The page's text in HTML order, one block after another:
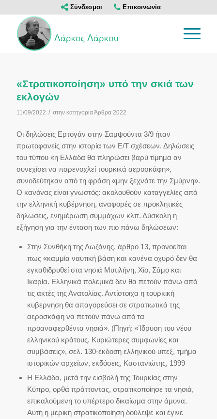
Σύνδεσμοι Επικοινωνία
«Στρατικοποίηση» υπό την σκιά των
εκλογών
11/09/2022 / στην κατηγορίαΆρθρα 2022
Οι δηλώσεις Ερτογάν στην Σαμψούντα 3/9 ήταν
πρωτοφανείς στην ιστορία των Ε/Τ σχέσεων. Δηλώσεις
του τύπου «η Ελλάδα θα πληρώσει βαρύ τίμημα αν
συνεχίσει να παρενοχλεί τουρκικά αεροσκάφη»,
συνοδεύτηκαν από τη φράση «μην ξεχνάτε την Σμύρνη».
Ο κανόνας είναι γνωστός: ακολουθούν καταγγελίες από
την ελληνική κυβέρνηση, αναφορές σε προκλητικές
δηλωσεις, ενημέρωση συμμάχων κλπ. Δύσκολη η
εξήγηση για την ένταση των πιο πάνω δηλώσεων:
Στην Συνθήκη της Λωζάνης, άρθρο 13, προνοείται
πως «καμμία ναυτική βάση και κανένα οχυρό δεν θα
εγκαθιδρυθεί στα νησιά Μυτιλήνη, Χίο, Σάμο και
Ικαρία. Ελληνικά πολεμικά δεν θα πετούν πάνω από
τις ακτές της Ανατολίας. Αντίστοιχα η τουρκική
κυβερνηση θα απαγορεύσει σε στρατιωτικά της
αεροσκάφη να πετούν πάνω από τα
προαναφερθέντα νησιά». (Πηγή: «Ίδρυση του νέου
ελληνικού κράτους. Κυριώτερες συμφωνίες και
συμβάσεις», σελ. 130-έκδοση ελληνικού υπεξ, τμήμα
ιστορικών αρχείων, εκδόσεις, Καστανιώτης, 1999
Η Ελλάδα, μετά την εισβολή της Τουρκίας στην
Κύπρο, ορθά πράττοντας, στρατικοποίησε τα νησιά,
επικαλούμενη το υπέρτερο δικαίωμα στην άμυνα.
Αυτή η μερική στρατικοποίηση δούλεψε και έγινε